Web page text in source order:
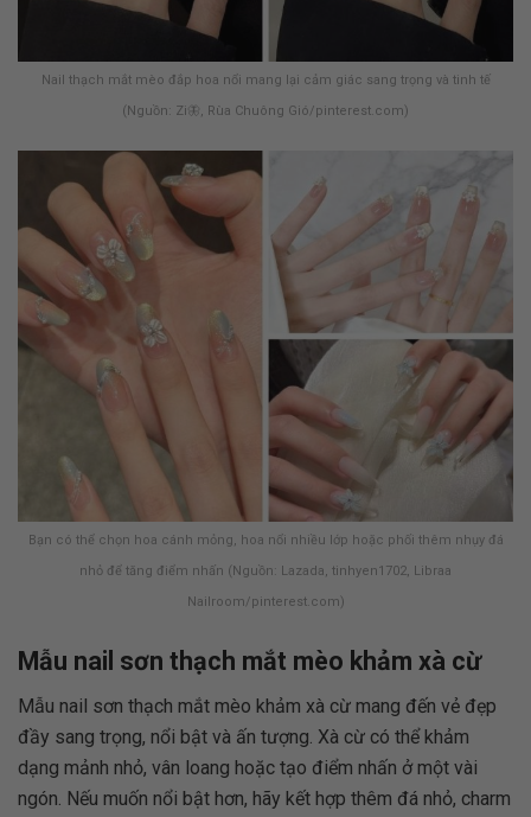
Nail thạch mắt mèo đắp hoa nổi mang lại cảm giác sang trọng và tinh tế
(Nguồn: Zi🦋, Rùa Chuông Gió/pinterest.com)
Bạn có thể chọn hoa cánh mỏng, hoa nổi nhiều lớp hoặc phối thêm nhụy đá
nhỏ để tăng điểm nhấn (Nguồn: Lazada, tinhyen1702, Libraa
Nailroom/pinterest.com)
Mẫu nail sơn thạch mắt mèo khảm xà cừ
Mẫu nail sơn thạch mắt mèo khảm xà cừ mang đến vẻ đẹp
đầy sang trọng, nổi bật và ấn tượng. Xà cừ có thể khảm
dạng mảnh nhỏ, vân loang hoặc tạo điểm nhấn ở một vài
ngón. Nếu muốn nổi bật hơn, hãy kết hợp thêm đá nhỏ, charm